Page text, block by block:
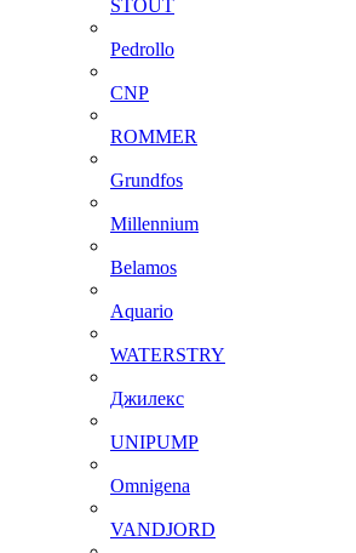
STOUT
Pedrollo
CNP
ROMMER
Grundfos
Millennium
Belamos
Aquario
WATERSTRY
Джилекс
UNIPUMP
Omnigena
VANDJORD